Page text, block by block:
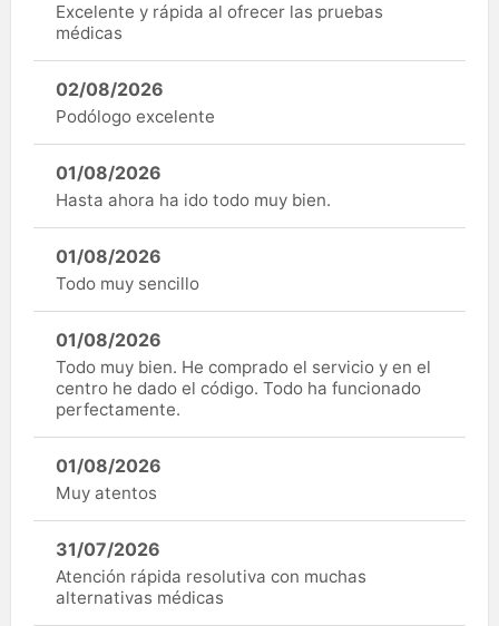
Excelente y rápida al ofrecer las pruebas
médicas
02/08/2026
Podólogo excelente
01/08/2026
Hasta ahora ha ido todo muy bien.
01/08/2026
Todo muy sencillo
01/08/2026
Todo muy bien. He comprado el servicio y en el
centro he dado el código. Todo ha funcionado
perfectamente.
01/08/2026
Muy atentos
31/07/2026
Atención rápida resolutiva con muchas
alternativas médicas